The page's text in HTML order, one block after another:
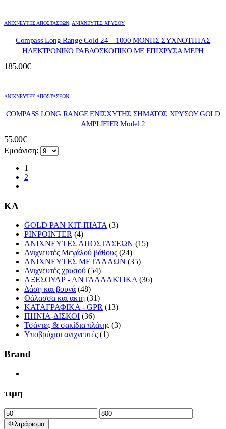
ΑΝΙΧΝΕΥΤΕΣ ΑΠΟΣΤΑΣΕΩΝ ΑΝΙΧΝΕΥΤΈΣ ΧΡΥΣΟΎ
Compass Long Range Gold 24 – 1000 ΜΟΝΗΣ ΣΥΧΝΟΤΗΤΑΣ
ΗΛΕΚΤΡΟΝΙΚΟ ΡΑΒΔΟΣΚΟΠΙΚΟ ΜΕ ΕΠΙΧΡΥΣΑ ΜΕΡΗ
185.00€
ΑΝΙΧΝΕΥΤΕΣ ΑΠΟΣΤΑΣΕΩΝ
COMPASS LONG RANGE ΕΝΙΣΧΥΤΗΣ ΣΗΜΑΤΟΣ ΧΡΥΣΟΥ GOLD
AMPLIFIER Model 2
55.00€
Εμφάνιση:
1
2
KA
GOLD PAN KIT-ΠΙΑΤΑ (3)
PINPOINTER (4)
ΑΝΙΧΝΕΥΤΕΣ ΑΠΟΣΤΑΣΕΩΝ (15)
Ανιχνευτές Μεγάλού βάθους (24)
ΑΝΙΧΝΕΥΤΕΣ ΜΕΤΑΛΛΩΝ (35)
Ανιχνευτές χρυσού (54)
ΑΞΕΣΟΥΑΡ - ΑΝΤΑΛΛΑΚΤΙΚΑ (36)
Δάση και βουνά (48)
Θάλασσα και ακτή (31)
ΚΑΤΑΓΡΑΦΙΚΑ - GPR (13)
ΠΗΝΙΑ-ΔΙΣΚΟΙ (36)
Τσάντες & σακίδια πλάτης (3)
Υποβρύχιοι ανιχνευτές (1)
Brand
τιμη
Ελάχιστη
τιμή
Μέγιστη
τιμή
Φιλτράρισμα